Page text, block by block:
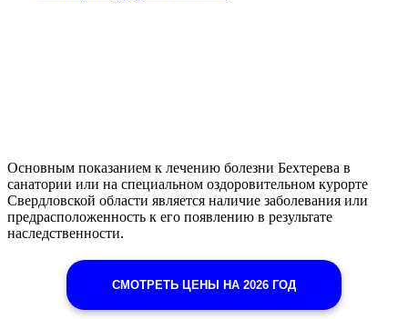
Основным показанием к лечению болезни Бехтерева в
санатории или на специальном оздоровительном курорте
Свердловской области является наличие заболевания или
предрасположенность к его появлению в результате
наследственности.
СМОТРЕТЬ ЦЕНЫ НА 2026 ГОД